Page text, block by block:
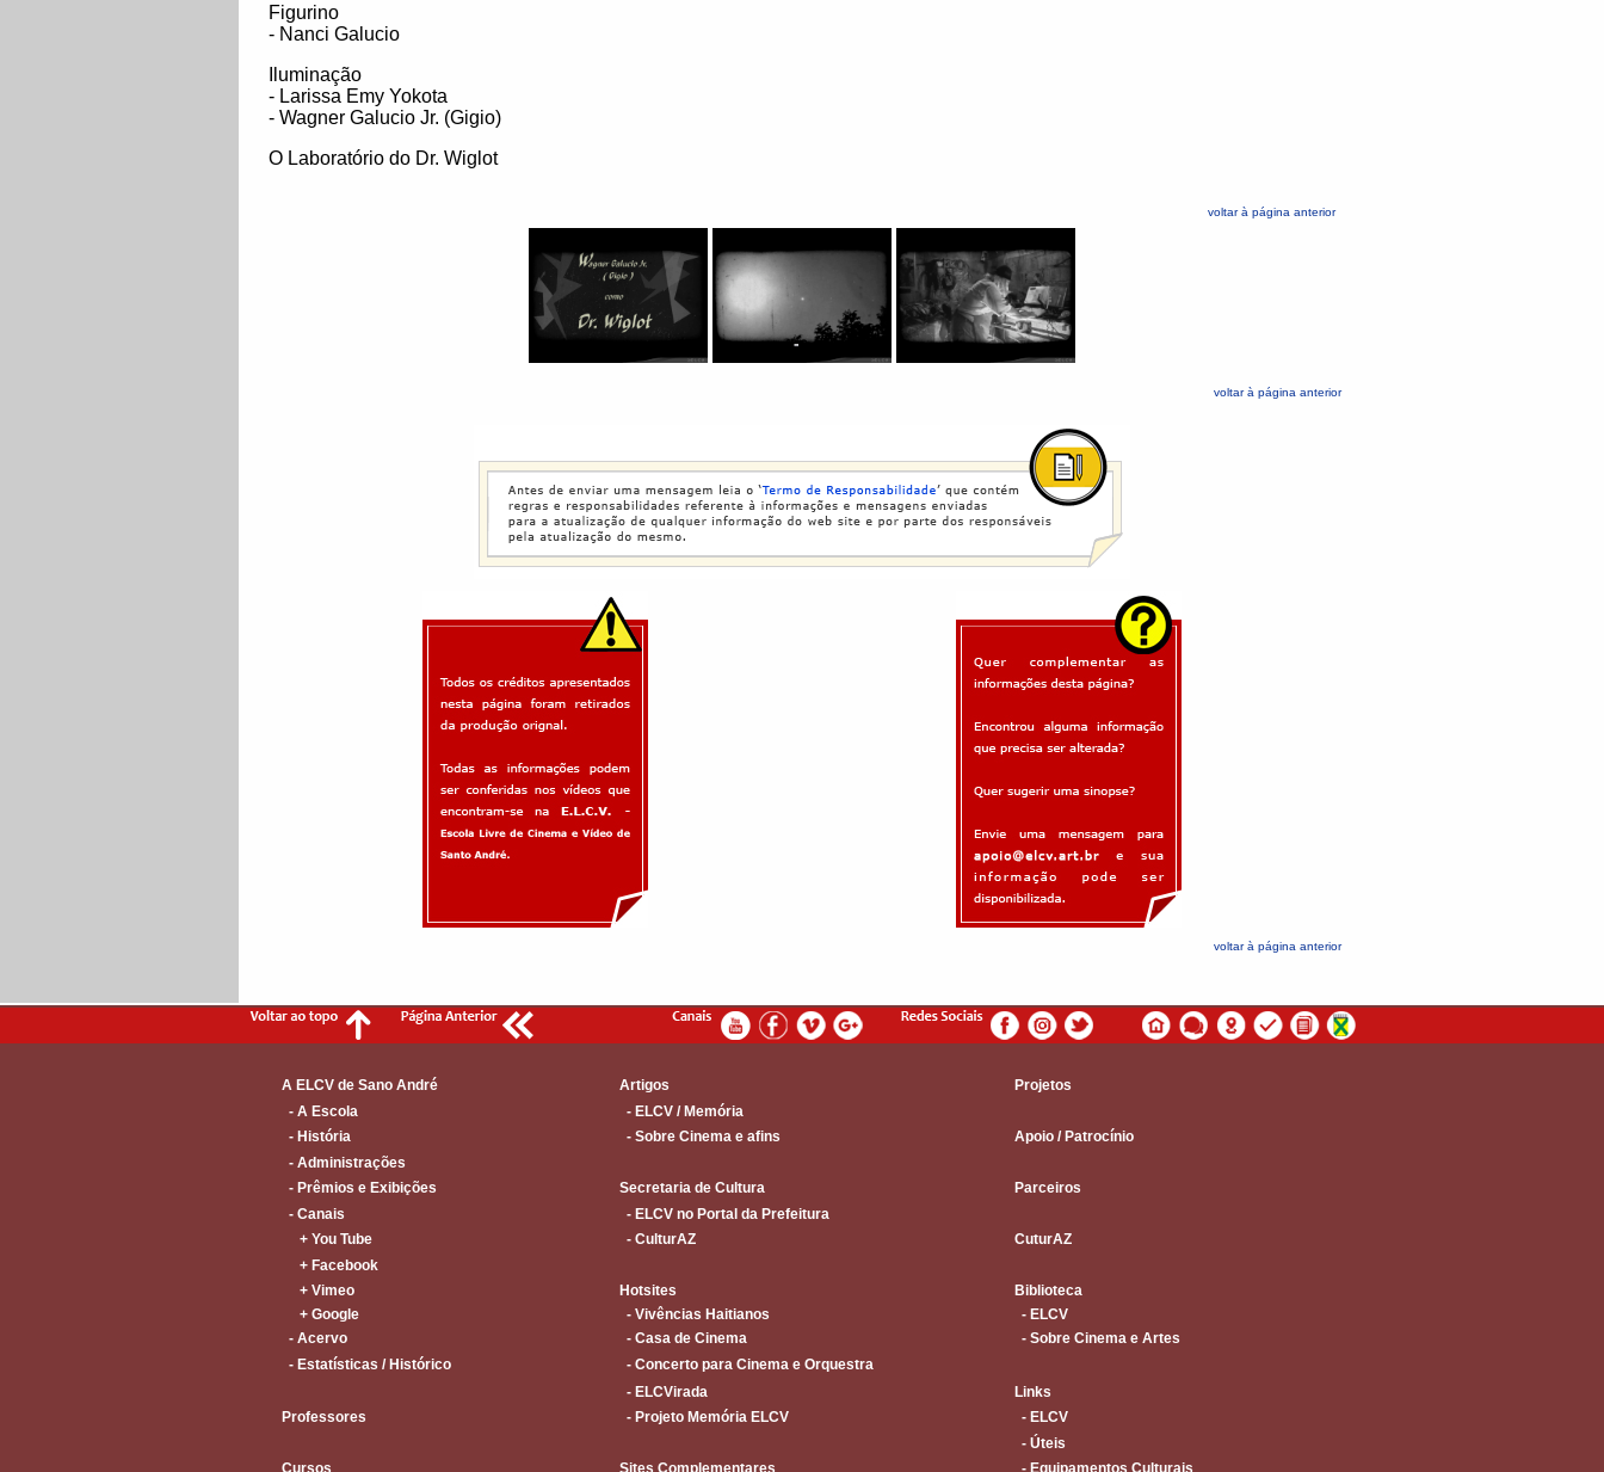
Figurino
- Nanci Galucio
Iluminação
- Larissa Emy Yokota
- Wagner Galucio Jr. (Gigio)
O Laboratório do Dr. Wiglot
voltar à página anterior
voltar à página anterior
voltar à página anterior
A ELCV de Sano André Artigos
Projetos
- A Escola
- ELCV / Memória
- História
- Sobre Cinema e afins
Apoio / Patrocínio
- Administrações
- Prêmios e Exibições
Secretaria de Cultura
Parceiros
- Canais
- ELCV no Portal da Prefeitura
+ You Tube
- CulturAZ
CuturAZ
+ Facebook
+ Vimeo
Hotsites
Biblioteca
+ Google
- Vivências Haitianos
- ELCV
- Acervo
- Casa de Cinema
- Sobre Cinema e Artes
- Estatísticas / Histórico
- Concerto para Cinema e Orquestra
- ELCVirada
Links
Professores
- Projeto Memória ELCV
- ELCV
- Úteis
Cursos
Sites Complementares - Equipamentos Culturais